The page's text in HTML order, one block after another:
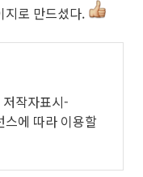
지로 만드셨다.
작자표시-
스에 따라 이용할